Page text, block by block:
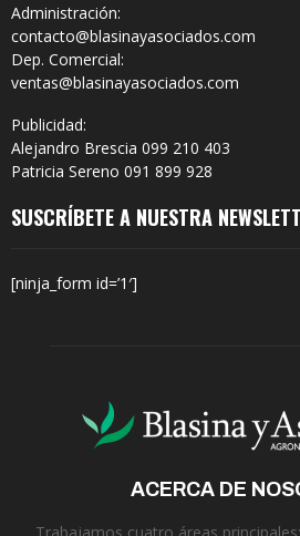
Administración:
contacto@blasinayasociados.com
Dep. Comercial:
ventas@blasinayasociados.com
Publicidad:
Alejandro Brescia 099 210 403
Patricia Sereno 091 899 928
SUSCRÍBETE A NUESTRA
[ninja_form id=’1′]
ACERCA DE